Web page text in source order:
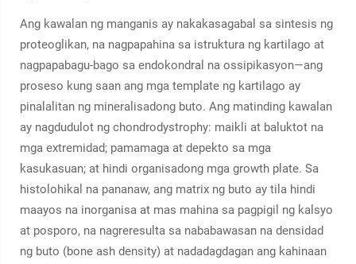
Ang kawalan ng manganis ay nakakasagabal sa sintesis ng
proteoglikan, na nagpapahina sa istruktura ng kartilago at
nagpapabagu-bago sa endokondral na ossipikasyon—ang
proseso kung saan ang mga template ng kartilago ay
pinalalitan ng mineralisadong buto. Ang matinding kawalan
ay nagdudulot ng chondrodystrophy: maikli at baluktot na
mga extremidad; pamamaga at depekto sa mga
kasukasuan; at hindi organisadong mga growth plate. Sa
histolohikal na pananaw, ang matrix ng buto ay tila hindi
maayos na inorganisa at mas mahina sa pagpigil ng kalsyo
at posporo, na nagreresulta sa nababawasan na densidad
ng buto (bone ash density) at nadadagdagan ang kahinaan